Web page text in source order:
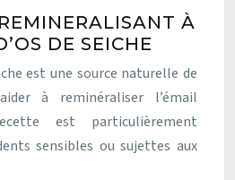
À
DE SEICHE
est une source naturelle de
à reminéraliser l’émail
est particulièrement
sensibles ou sujettes aux